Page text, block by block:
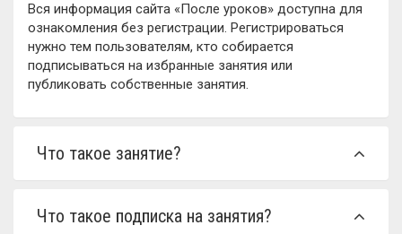
Вся информация сайта «После уроков» доступна для
ознакомления без регистрации. Регистрироваться
нужно тем пользователям, кто собирается
подписываться на избранные занятия или
публиковать собственные занятия.
Что такое занятие?
Что такое подписка на занятия?